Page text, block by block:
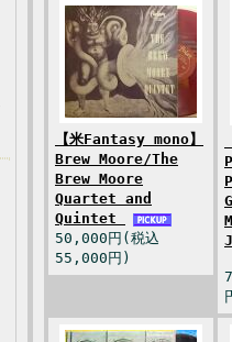
【米Fantasy mono】
Brew Moore/The
Brew Moore
Quartet and
Quintet
50,000円(税込
55,000円)